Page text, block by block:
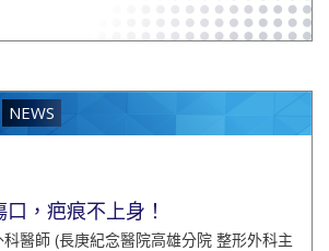
NEWS
，疤痕不上身！
醫師 (長庚紀念醫院高雄分院 整形外科主